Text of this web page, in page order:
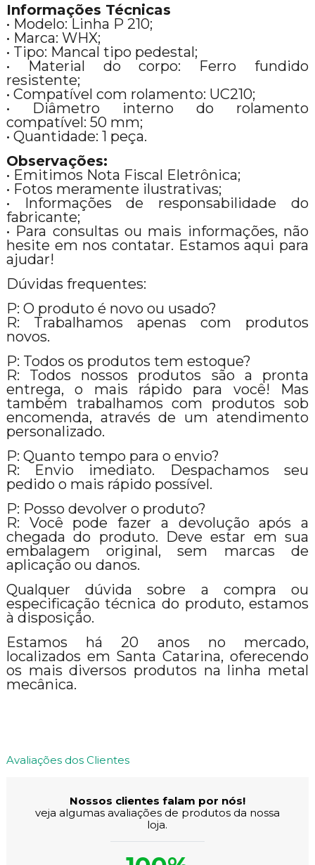
Informações Técnicas
• Modelo: Linha P 210;
• Marca: WHX;
• Tipo: Mancal tipo pedestal;
• Material do corpo: Ferro fundido
resistente;
• Compatível com rolamento: UC210;
• Diâmetro interno do rolamento
compatível: 50 mm;
• Quantidade: 1 peça.
Observações:
• Emitimos Nota Fiscal Eletrônica;
• Fotos meramente ilustrativas;
• Informações de responsabilidade do
fabricante;
• Para consultas ou mais informações, não
hesite em nos contatar. Estamos aqui para
ajudar!
Dúvidas frequentes:
P: O produto é novo ou usado?
R: Trabalhamos apenas com produtos
novos.
P: Todos os produtos tem estoque?
R: Todos nossos produtos são a pronta
entrega, o mais rápido para você! Mas
também trabalhamos com produtos sob
encomenda, através de um atendimento
personalizado.
P: Quanto tempo para o envio?
R: Envio imediato. Despachamos seu
pedido o mais rápido possível.
P: Posso devolver o produto?
R: Você pode fazer a devolução após a
chegada do produto. Deve estar em sua
embalagem original, sem marcas de
aplicação ou danos.
Qualquer dúvida sobre a compra ou
especificação técnica do produto, estamos
à disposição.
Estamos há 20 anos no mercado,
localizados em Santa Catarina, oferecendo
os mais diversos produtos na linha metal
mecânica.
Avaliações dos Clientes
Nossos clientes falam por nós!
veja algumas avaliações de produtos da nossa
loja.